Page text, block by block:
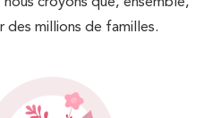
millions de familles.